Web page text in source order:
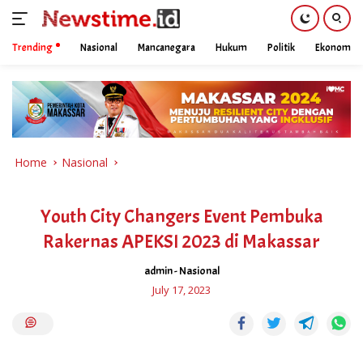
content
Trending Nasional Mancanegara Hukum Politik Ekonomi
Home Nasional
Youth City Changers Event Pembuka
Rakernas APEKSI 2023 di Makassar
admin-Nasional
July 17, 2023